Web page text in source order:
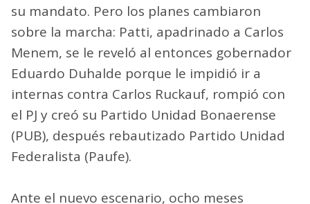
su mandato. Pero los planes cambiaron
sobre la marcha: Patti, apadrinado a Carlos
Menem, se le reveló al entonces gobernador
Eduardo Duhalde porque le impidió ir a
internas contra Carlos Ruckauf, rompió con
el PJ y creó su Partido Unidad Bonaerense
(PUB), después rebautizado Partido Unidad
Federalista (Paufe).
Ante el nuevo escenario, ocho meses